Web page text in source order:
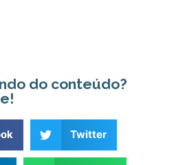
do conteúdo?
Twitter